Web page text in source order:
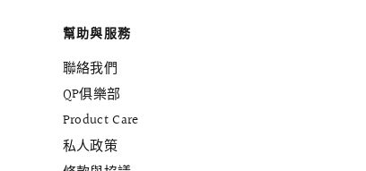
幫助與服務
聯絡我們
QP俱樂部
Product Care
私人政策